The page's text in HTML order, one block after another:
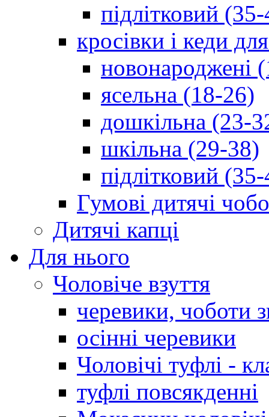
підлітковий
кросівки і кеди
новонароджені
ясельна (18-26)
дошкільна (23-
шкільна (29-38)
підлітковий
Гумові дитячі
Дитячі капці
Для нього
Чоловіче взуття
черевики, чоботи
осінні черевики
Чоловічі туфлі -
туфлі повсякденні